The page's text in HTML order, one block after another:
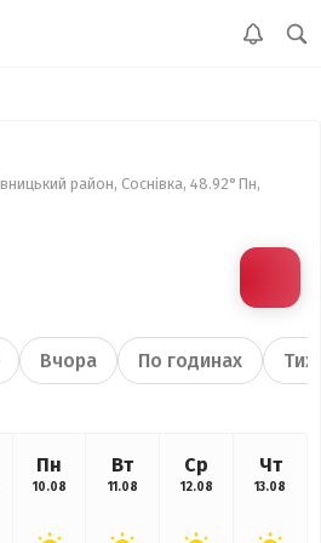
район, Соснівка, 48.92°Пн,
Вчора По годинах
Пн
10.08
Вт
11.08
Ср
12.08
Чт
13.08